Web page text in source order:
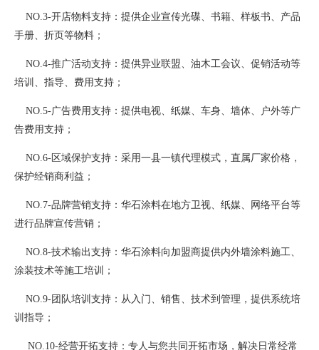
NO.3-开店物料支持：提供企业宣传光碟、书籍、样板书、产品
手册、折页等物料；
NO.4-推广活动支持：提供异业联盟、油木工会议、促销活动等
培训、指导、费用支持；
NO.5-广告费用支持：提供电视、纸媒、车身、墙体、户外等广
告费用支持；
NO.6-区域保护支持：采用一县一镇代理模式，直属厂家价格，
保护经销商利益；
NO.7-品牌营销支持：华石涂料在地方卫视、纸媒、网络平台等
进行品牌宣传营销；
NO.8-技术输出支持：华石涂料向加盟商提供内外墙涂料施工、
涂装技术等施工培训；
NO.9-团队培训支持：从入门、销售、技术到管理，提供系统培
训指导；
NO.10-经营开拓支持：专人与您共同开拓市场，解决日常经常